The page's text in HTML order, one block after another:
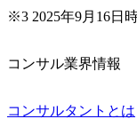
く可能性がござい
できる機会ですの
名参加する予定で
※3 2025年9月16日
コンサル業界情報
コンサルタントとは